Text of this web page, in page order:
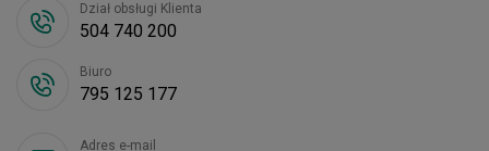
Dział obsługi Klienta
504 740 200
Biuro
795 125 177
Adres e-mail